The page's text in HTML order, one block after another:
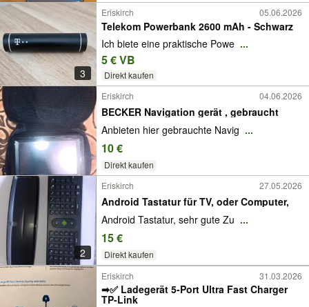
3
Eriskirch 05.06.2026
Telekom Powerbank 2600 mAh - Schwarz
Ich biete eine praktische Powe ...
5 € VB
Direkt kaufen
Eriskirch
04.06.2026
BECKER Navigation gerät , gebraucht
Anbieten hier gebrauchte Navig ...
10 €
Direkt kaufen
2
Eriskirch 27.05.2026
Android Tastatur für TV, oder Computer,
Android Tastatur, sehr gute Zu ...
15 €
Direkt kaufen
Eriskirch 31.03.2026
➡✅ Ladegerät 5-Port Ultra Fast Charger
TP-Link